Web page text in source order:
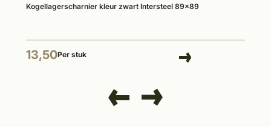
Kogellagerscharnier kleur zwart Intersteel 89x89
13,50Per stuk